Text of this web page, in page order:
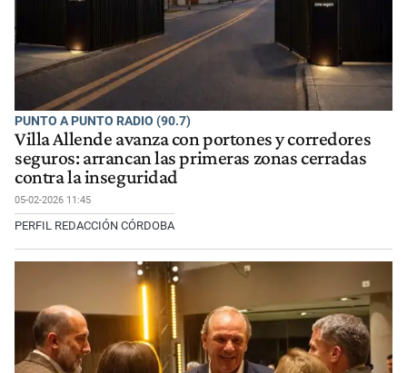
PUNTO A PUNTO RADIO (90.7)
Villa Allende avanza con portones y corredores
seguros: arrancan las primeras zonas cerradas
contra la inseguridad
05-02-2026 11:45
PERFIL REDACCIÓN CÓRDOBA